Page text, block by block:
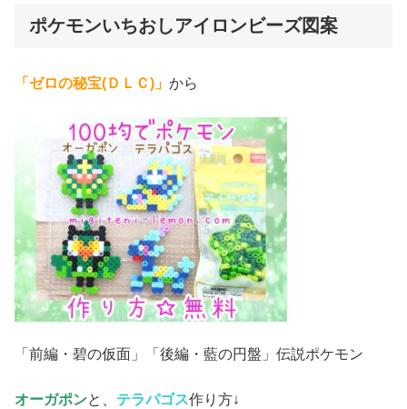
ポケモンいちおしアイロンビーズ図案
「ゼロの秘宝(ＤＬＣ)」 から
「前編・碧の仮面」「後編・藍の円盤」伝説ポケモン
オーガポンと、 テラパゴス作り方↓